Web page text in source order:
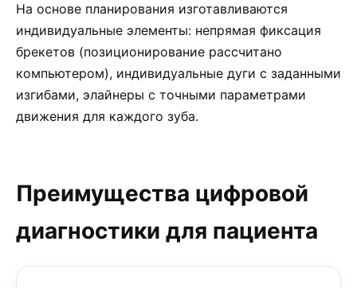
На основе планирования изготавливаются
индивидуальные элементы: непрямая фиксация
брекетов (позиционирование рассчитано
компьютером), индивидуальные дуги с заданными
изгибами, элайнеры с точными параметрами
движения для каждого зуба.
Преимущества цифровой
диагностики для пациента